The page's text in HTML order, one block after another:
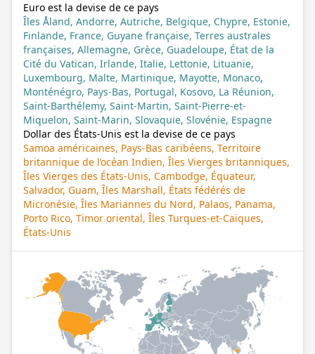
Euro est la devise de ce pays
Îles Åland, Andorre, Autriche, Belgique, Chypre, Estonie,
Finlande, France, Guyane française, Terres australes
françaises, Allemagne, Grèce, Guadeloupe, État de la
Cité du Vatican, Irlande, Italie, Lettonie, Lituanie,
Luxembourg, Malte, Martinique, Mayotte, Monaco,
Monténégro, Pays-Bas, Portugal, Kosovo, La Réunion,
Saint-Barthélemy, Saint-Martin, Saint-Pierre-et-
Miquelon, Saint-Marin, Slovaquie, Slovénie, Espagne
Dollar des États-Unis est la devise de ce pays
Samoa américaines, Pays-Bas caribéens, Territoire
britannique de l’océan Indien, Îles Vierges britanniques,
Îles Vierges des États-Unis, Cambodge, Équateur,
Salvador, Guam, Îles Marshall, États fédérés de
Micronésie, Îles Mariannes du Nord, Palaos, Panama,
Porto Rico, Timor oriental, Îles Turques-et-Caïques,
États-Unis